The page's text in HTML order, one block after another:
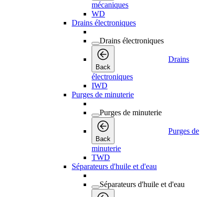
mécaniques
WD
Drains électroniques
Drains électroniques
Back
Drains
électroniques
IWD
Purges de minuterie
Purges de minuterie
Back
Purges de
minuterie
TWD
Séparateurs d'huile et d'eau
Séparateurs d'huile et d'eau